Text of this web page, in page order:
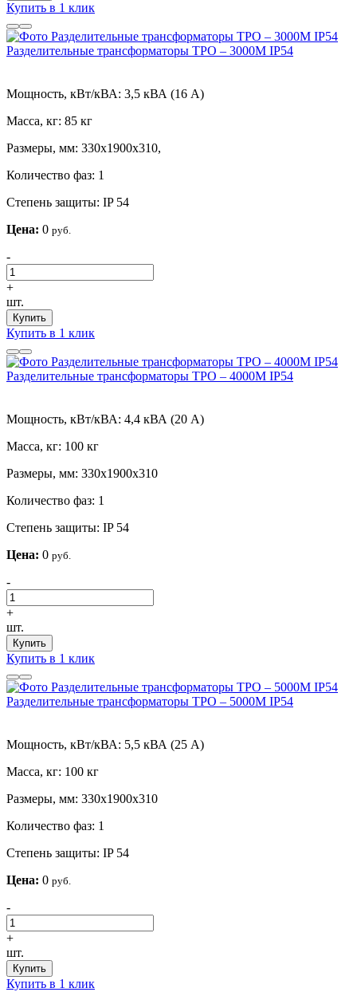
Купить в 1 клик
Разделительные трансформаторы ТРО – 3000М IP54
Мощность, кВт/кВА: 3,5 кВА (16 А)
Масса, кг: 85 кг
Размеры, мм: 330х1900х310,
Количество фаз: 1
Степень защиты: IP 54
Цена: 0 руб.
-
+
шт.
Купить
Купить в 1 клик
Разделительные трансформаторы ТРО – 4000М IP54
Мощность, кВт/кВА: 4,4 кВА (20 А)
Масса, кг: 100 кг
Размеры, мм: 330х1900х310
Количество фаз: 1
Степень защиты: IP 54
Цена: 0 руб.
-
+
шт.
Купить
Купить в 1 клик
Разделительные трансформаторы ТРО – 5000М IP54
Мощность, кВт/кВА: 5,5 кВА (25 А)
Масса, кг: 100 кг
Размеры, мм: 330х1900х310
Количество фаз: 1
Степень защиты: IP 54
Цена: 0 руб.
-
+
шт.
Купить
Купить в 1 клик